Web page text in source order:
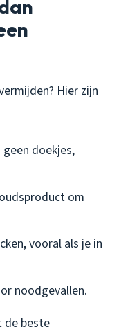
Hier zijn
doekjes,
om
vooral als je in
noodgevallen.
de beste